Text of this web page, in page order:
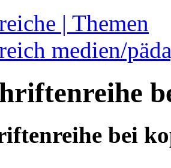
| Themen
medien/
bei